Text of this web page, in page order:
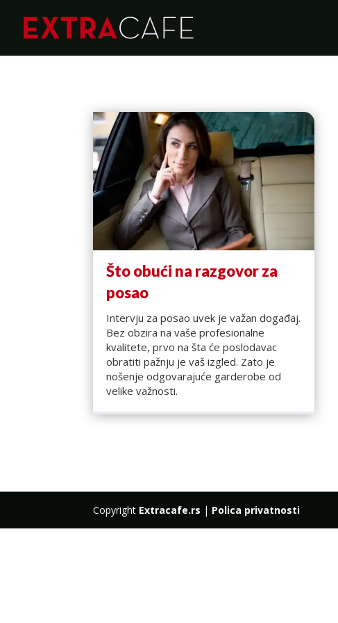
Što obući na razgovor za
posao
Intervju za posao uvek je važan događaj.
Bez obzira na vaše profesionalne
kvalitete, prvo na šta će poslodavac
obratiti pažnju je vaš izgled. Zato je
nošenje odgovarajuće garderobe od
velike važnosti.
Copyright Extracafe.rs | Polica privatnosti